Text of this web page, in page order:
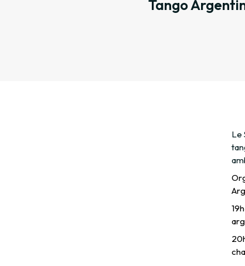
Tango
Le